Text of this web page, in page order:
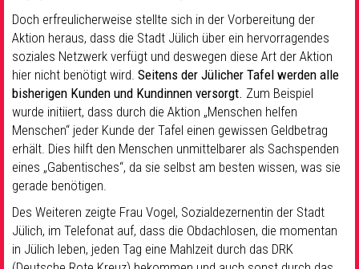
Doch erfreulicherweise stellte sich in der Vorbereitung der
Aktion heraus, dass die Stadt Jülich über ein hervorragendes
soziales Netzwerk verfügt und deswegen diese Art der Aktion
hier nicht benötigt wird. Seitens der Jülicher Tafel werden alle
bisherigen Kunden und Kundinnen versorgt. Zum Beispiel
wurde initiiert, dass durch die Aktion „Menschen helfen
Menschen“ jeder Kunde der Tafel einen gewissen Geldbetrag
erhält. Dies hilft den Menschen unmittelbarer als Sachspenden
eines „Gabentisches“, da sie selbst am besten wissen, was sie
gerade benötigen.
Des Weiteren zeigte Frau Vogel, Sozialdezernentin der Stadt
Jülich, im Telefonat auf, dass die Obdachlosen, die momentan
in Jülich leben, jeden Tag eine Mahlzeit durch das DRK